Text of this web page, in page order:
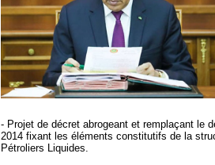
‐ Projet de décret abrogeant et remplaçant le
2014 fixant les éléments constitutifs de la
Pétroliers Liquides.